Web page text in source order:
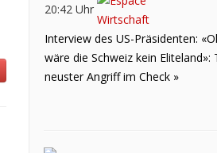
20:42 Uhr
Interview des US-Präsidenten:
wäre die Schweiz kein Eliteland»:
neuster Angriff im Check »